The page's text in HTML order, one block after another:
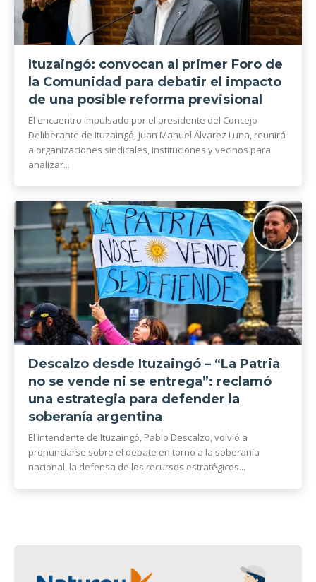
Ituzaingó: convocan al primer Foro de
la Comunidad para debatir el impacto
de una posible reforma previsional
El encuentro impulsado por el presidente del Concejo
Deliberante de Ituzaingó, Juan Manuel Álvarez Luna, reunirá
a organizaciones sindicales, instituciones y vecinos para
analizar...
Descalzo desde Ituzaingó – “La Patria
no se vende ni se entrega”: reclamó
una estrategia para defender la
soberanía argentina
El intendente de Ituzaingó, Pablo Descalzo, volvió a
pronunciarse sobre el debate en torno a la soberanía
nacional, la defensa de los recursos estratégicos...